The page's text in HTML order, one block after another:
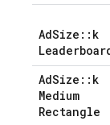
AdSize :: k
AdSize :: k
Medium
Rectangle